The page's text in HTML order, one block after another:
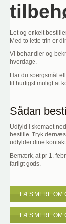
Let og enkelt
Med to lette trin er
Vi behandler og
hverdage.
Har du spørgsmål
til hurtigst muligt at
Sådan
Udfyld i skemaet
bestille. Tryk
udfylder dine
Bemærk, at pr 1.
farligt gods.
LÆS MERE OM
LÆS MERE OM